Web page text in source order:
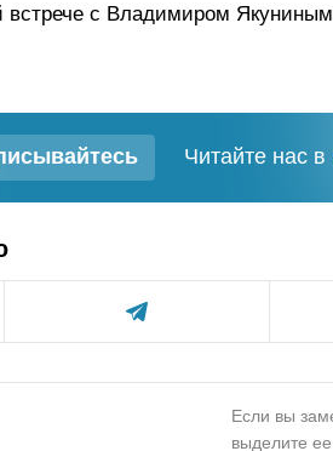
встрече с Владимиром
Читайте нас в
Если вы
выделите